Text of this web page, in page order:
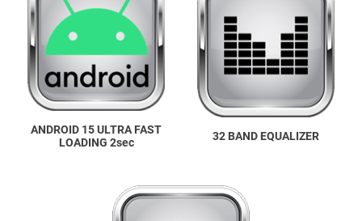
ANDROID 15 ULTRA FAST
LOADING 2sec
32 BAND EQUALIZER